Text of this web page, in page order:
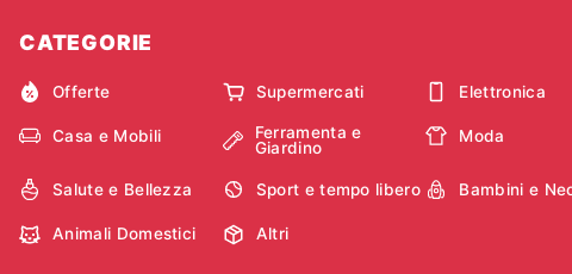
CATEGORIE
Offerte Supermercati Elettronica
Casa e Mobili
Ferramenta e
Giardino
Moda
Salute e Bellezza Sport e tempo libero Bambini e
Animali Domestici Altri